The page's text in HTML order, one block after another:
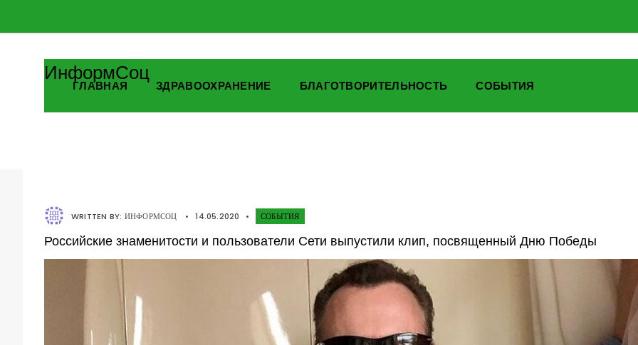
ИнформСоц
ГЛАВНАЯ ЗДРАВООХРАНЕНИЕ БЛАГОТВОРИТЕЛЬНОСТЬ СОБЫТИЯ
WRITTEN BY: ИНФОРМСОЦ • 14.05.2020 • СОБЫТИЯ
Российские знаменитости и пользователи Сети выпустили клип, посвященный Дню Победы